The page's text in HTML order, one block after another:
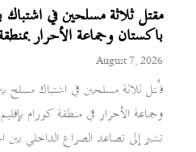
مقتل ثلاثة مسلحين في
باكستان وجماعة الأحرار
August 7, 2026
قُتل ثلاثة مسلحين في اشتباك مسلح
وجماعة الأحرار في منطقة كورام
تشير إلى تصاعد الصراع الداخلي بين